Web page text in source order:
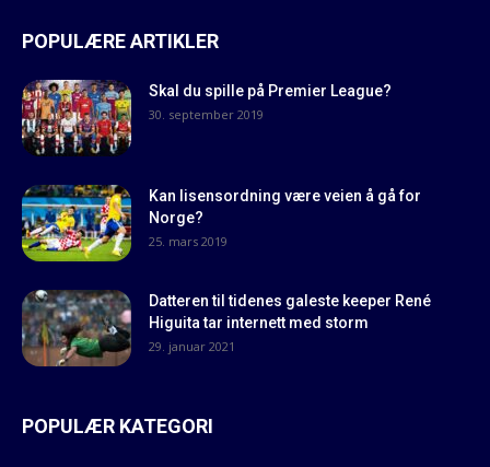
POPULÆRE ARTIKLER
Skal du spille på Premier League?
30. september 2019
Kan lisensordning være veien å gå for
Norge?
25. mars 2019
Datteren til tidenes galeste keeper René
Higuita tar internett med storm
29. januar 2021
POPULÆR KATEGORI